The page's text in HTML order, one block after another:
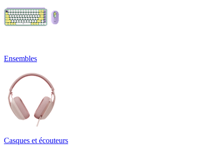
Ensembles
Casques et écouteurs